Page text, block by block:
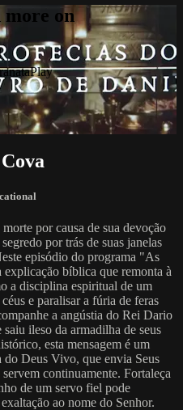
more on
por causa de sua devoção
por trás de suas janelas
episódio do programa "As
bíblica que remonta à
a disciplina espiritual de um
e paralisar a fúria de feras
a angústia do Rei Dario
ileso da armadilha de seus
esta mensagem é um
do Deus Vivo, que envia Seus
continuamente. Fortaleça
de um servo fiel pode
ao nome do Senhor.